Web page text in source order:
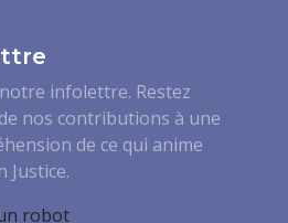
infolettre. Restez
nos contributions à une
de ce qui anime
Justice.
robot